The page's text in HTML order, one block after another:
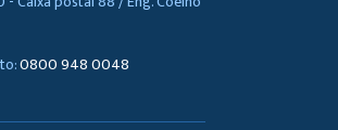
0800 948 0048